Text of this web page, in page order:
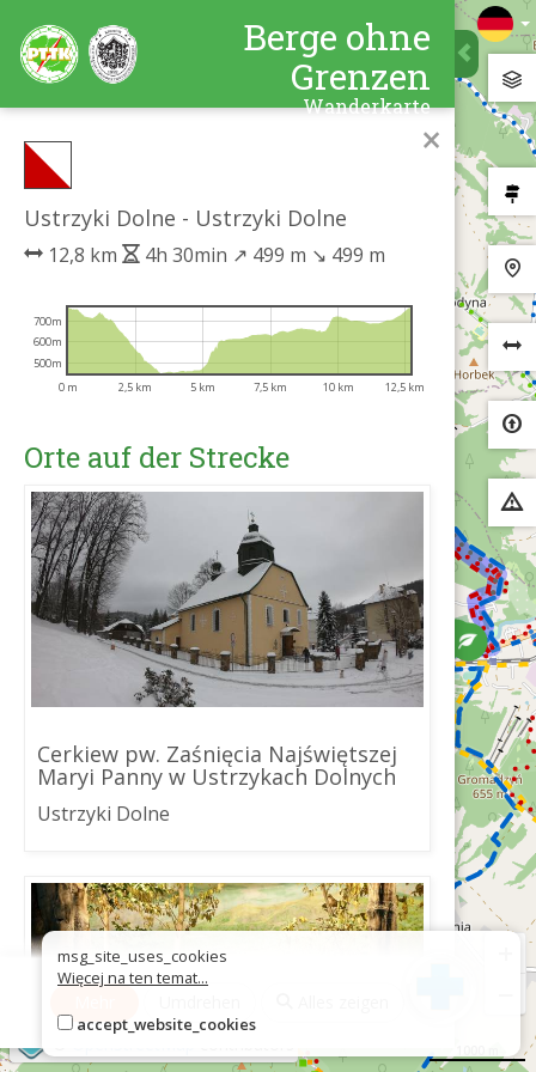
Berge ohne
Grenzen
Wanderkarte
×
Ustrzyki Dolne - Ustrzyki Dolne
12,8 km 4h 30min ↗ 499 m ↘ 499 m
0 m 2,5 km 5 km 7,5 km 10 km 12,5 km
500m
600m
700m
Orte auf der Strecke
Cerkiew pw. Zaśnięcia Najświętszej
Maryi Panny w Ustrzykach Dolnych
Ustrzyki Dolne
msg_site_uses_cookies
Więcej na ten temat...
accept_website_cookies